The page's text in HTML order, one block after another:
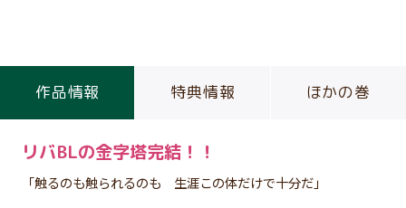
作品情報 特典情報 ほかの巻
リバBLの金字塔完結！！
「触るのも触られるのも 生涯この体だけで十分だ」